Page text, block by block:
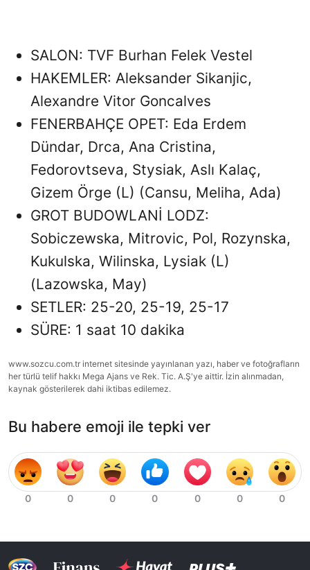
SALON: TVF Burhan Felek Vestel
HAKEMLER: Aleksander Sikanjic,
Alexandre Vitor Goncalves
FENERBAHÇE OPET: Eda Erdem
Dündar, Drca, Ana Cristina,
Fedorovtseva, Stysiak, Aslı Kalaç,
Gizem Örge (L) (Cansu, Meliha, Ada)
GROT BUDOWLANİ LODZ:
Sobiczewska, Mitrovic, Pol, Rozynska,
Kukulska, Wilinska, Lysiak (L)
(Lazowska, May)
SETLER: 25-20, 25-19, 25-17
SÜRE: 1 saat 10 dakika
www.sozcu.com.tr internet sitesinde yayınlanan yazı, haber ve fotoğrafların
her türlü telif hakkı Mega Ajans ve Rek. Tic. A.Ş'ye aittir. İzin alınmadan,
kaynak gösterilerek dahi iktibas edilemez.
Bu habere emoji ile tepki ver